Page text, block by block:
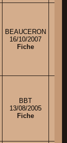
BEAUCERON
16/10/2007
Fiche
BBT
13/08/2005
Fiche